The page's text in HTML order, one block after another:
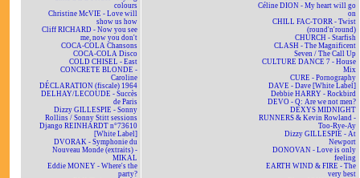
colours
Christine McVIE - Love will
show us how
Cliff RICHARD - Now you see
me, now you don't
COCA-COLA Chansons
COCA-COLA Disco
COLD CHISEL - East
CONCRETE BLONDE -
Caroline
DÉCLARATION (fiscale) 1964
DELHAY/LECOUDE - Succès
de Paris
Dizzy GILLESPIE - Sonny
Rollins / Sonny Stitt sessions
Django REINHARDT n°73610
[White Label]
DVORAK - Symphonie du
Nouveau Monde (extraits) -
MIKAL
Eddie MONEY - Where's the
party?
Céline DION - My heart will go
on
CHILL FAC-TORR - Twist
(round'n'round)
CHURCH - Starfish
CLASH - The Magnificent
Seven / The Call Up
CULTURE DANCE 7 - House
Mix
CURE - Pornography
DAVE - Dave [White Label]
Debbie HARRY - Rockbird
DEVO - Q: Are we not men?
DEXYS MIDNIGHT
RUNNERS & Kevin Rowland -
Too-Rye-Ay
Dizzy GILLESPIE - At
Newport
DONOVAN - Love is only
feeling
EARTH WIND & FIRE - The
very best